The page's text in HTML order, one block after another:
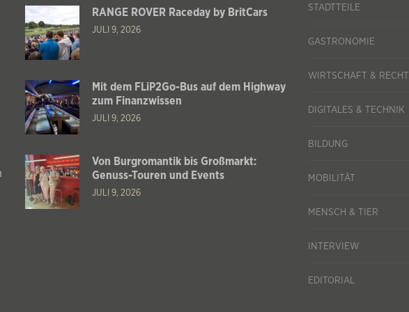
RANGE ROVER Raceday by BritCars
JULI 9, 2026
Mit dem FLiP2Go-Bus auf dem Highway
zum Finanzwissen
JULI 9, 2026
Von Burgromantik bis Großmarkt:
Genuss-Touren und Events
JULI 9, 2026
STADTTEILE
GASTRONOMIE
WIRTSCHAFT & RECHT
DIGITALES & TECHNIK
BILDUNG
MOBILITÄT
MENSCH & TIER
INTERVIEW
EDITORIAL